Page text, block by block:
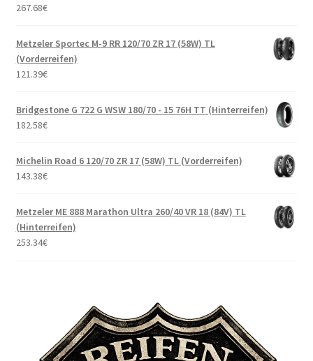
267.68€
Metzeler Sportec M-9 RR 120/70 ZR 17 (58W) TL
(Vorderreifen)
121.39€
Bridgestone G 722 G WSW 180/70 - 15 76H TT (Hinterreifen)
182.58€
Michelin Road 6 120/70 ZR 17 (58W) TL (Vorderreifen)
143.38€
Metzeler ME 888 Marathon Ultra 260/40 VR 18 (84V) TL
(Hinterreifen)
253.34€